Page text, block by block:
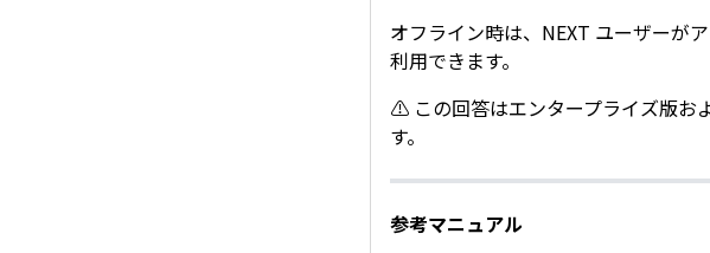
オフライン時は、NEXT ユーザーが
利用できます。
⚠ この回答はエンタープライズ版お
す。
参考マニュアル